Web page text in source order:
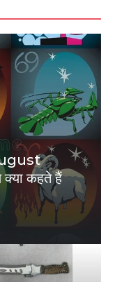
कहते हैं